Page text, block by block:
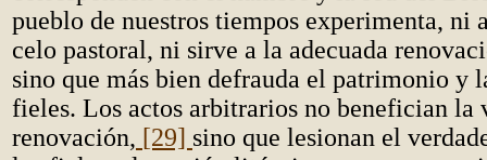
pueblo de nuestros tiempos experimenta, ni
celo pastoral, ni sirve a la adecuada
sino que más bien defrauda el patrimonio y
fieles. Los actos arbitrarios no benefician la
renovación, [29] sino que lesionan el